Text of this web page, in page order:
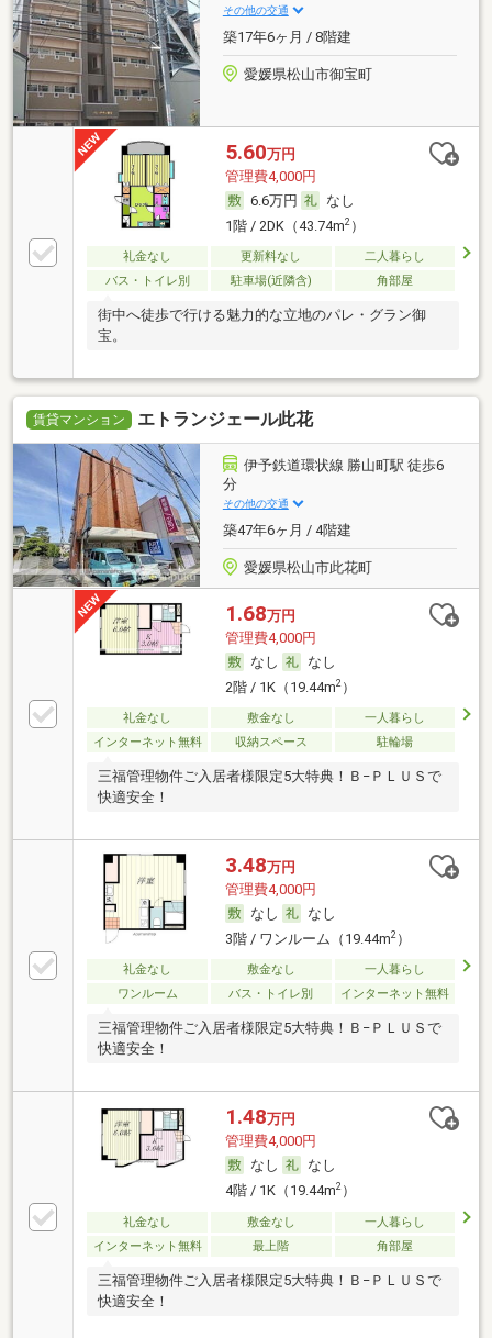
その他の交通
築17年6ヶ月 / 8階建
愛媛県松山市御宝町
5.60万円
管理費4,000円
6.6万円
なし
1階 / 2DK（43.74m2）
礼金なし 更新料なし
二人暮らし
バス・トイレ別
駐車場(近隣含) 角部屋
街中へ徒歩で行ける魅力的な立地のパレ・グラン御
宝。
賃貸マンション エトランジェール此花
伊予鉄道環状線 勝山町駅 徒歩6
分
その他の交通
築47年6ヶ月 / 4階建
愛媛県松山市此花町
1.68万円
管理費4,000円
なし
なし
2階 / 1K（19.44m2）
礼金なし 敷金なし
一人暮らし
インターネット無料
収納スペース 駐輪場
三福管理物件ご入居者様限定5大特典！Ｂ−ＰＬＵＳで
快適安全！
3.48万円
管理費4,000円
なし
なし
3階 / ワンルーム（19.44m2）
礼金なし 敷金なし
一人暮らし
ワンルーム
バス・トイレ別 インターネット無料
三福管理物件ご入居者様限定5大特典！Ｂ−ＰＬＵＳで
快適安全！
1.48万円
管理費4,000円
なし
なし
4階 / 1K（19.44m2）
礼金なし 敷金なし
一人暮らし
インターネット無料
最上階 角部屋
三福管理物件ご入居者様限定5大特典！Ｂ−ＰＬＵＳで
快適安全！